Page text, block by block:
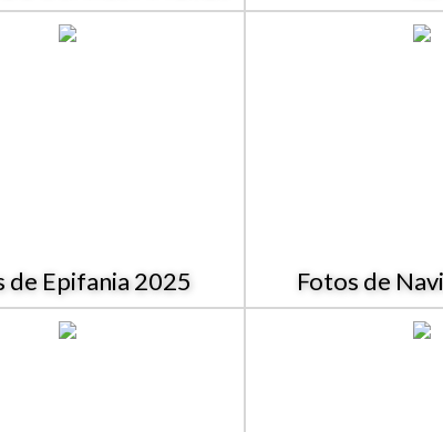
de Epifania 2025 Fotos de